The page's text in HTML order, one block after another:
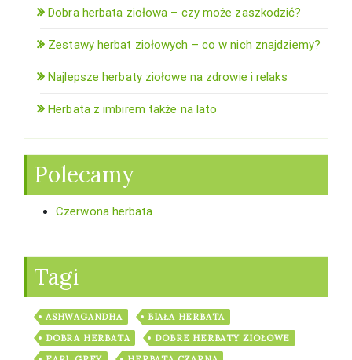
Dobra herbata ziołowa – czy może zaszkodzić?
Zestawy herbat ziołowych – co w nich znajdziemy?
Najlepsze herbaty ziołowe na zdrowie i relaks
Herbata z imbirem także na lato
Polecamy
Czerwona herbata
Tagi
ASHWAGANDHA
BIAŁA HERBATA
DOBRA HERBATA
DOBRE HERBATY ZIOŁOWE